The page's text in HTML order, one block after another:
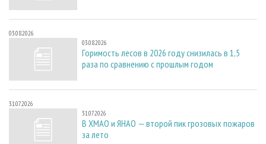
03.08.2026
03.08.2026
Горимость лесов в 2026 году снизилась в 1,5
раза по сравнению с прошлым годом
31.07.2026
31.07.2026
В ХМАО и ЯНАО — второй пик грозовых пожаров
за лето